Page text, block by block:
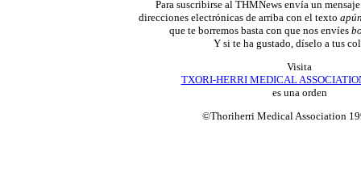
Para suscribirse al THMNews envía un
direcciones electrónicas de arriba con el texto
que te borremos basta con que nos envíes
Y si te ha gustado, díselo a tus
Visita
TXORI-HERRI MEDICAL
es una orden
©Thoriherri Medical Association